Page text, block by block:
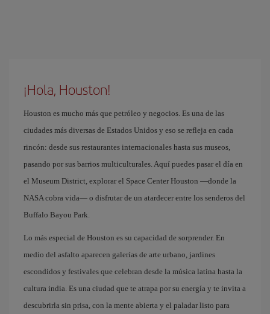
¡Hola, Houston!
Houston es mucho más que petróleo y negocios. Es una de las
ciudades más diversas de Estados Unidos y eso se refleja en cada
rincón: desde sus restaurantes internacionales hasta sus museos,
pasando por sus barrios multiculturales. Aquí puedes pasar el día en
el Museum District, explorar el Space Center Houston —donde la
NASA cobra vida— o disfrutar de un atardecer entre los senderos del
Buffalo Bayou Park.
Lo más especial de Houston es su capacidad de sorprender. En
medio del asfalto aparecen galerías de arte urbano, jardines
escondidos y festivales que celebran desde la música latina hasta la
cultura india. Es una ciudad que te atrapa por su energía y te invita a
descubrirla sin prisa, con la mente abierta y el paladar listo para